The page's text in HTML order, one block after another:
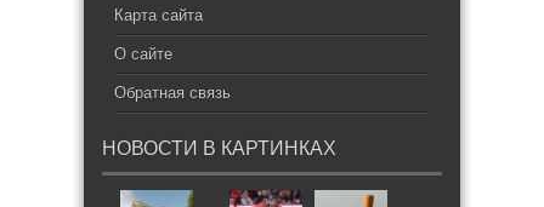
Карта сайта
О сайте
Обратная связь
НОВОСТИ В КАРТИНКАХ